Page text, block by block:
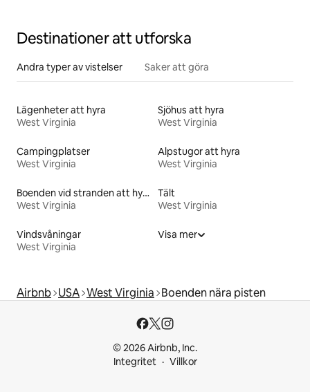
Destinationer att utforska
Andra typer av vistelser Saker att göra
Lägenheter att hyra
West Virginia
Sjöhus att hyra
West Virginia
Campingplatser
West Virginia
Alpstugor att hyra
West Virginia
Boenden vid stranden att hyra
West Virginia
Tält
West Virginia
Vindsvåningar
West Virginia
Visa mer
Airbnb USA West Virginia Boenden nära pisten
© 2026 Airbnb, Inc.
Integritet
Villkor